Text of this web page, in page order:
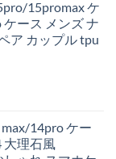
15promax ケ
ース メンズ ナ
ア カップル tpu
14pro ケー
大理石風